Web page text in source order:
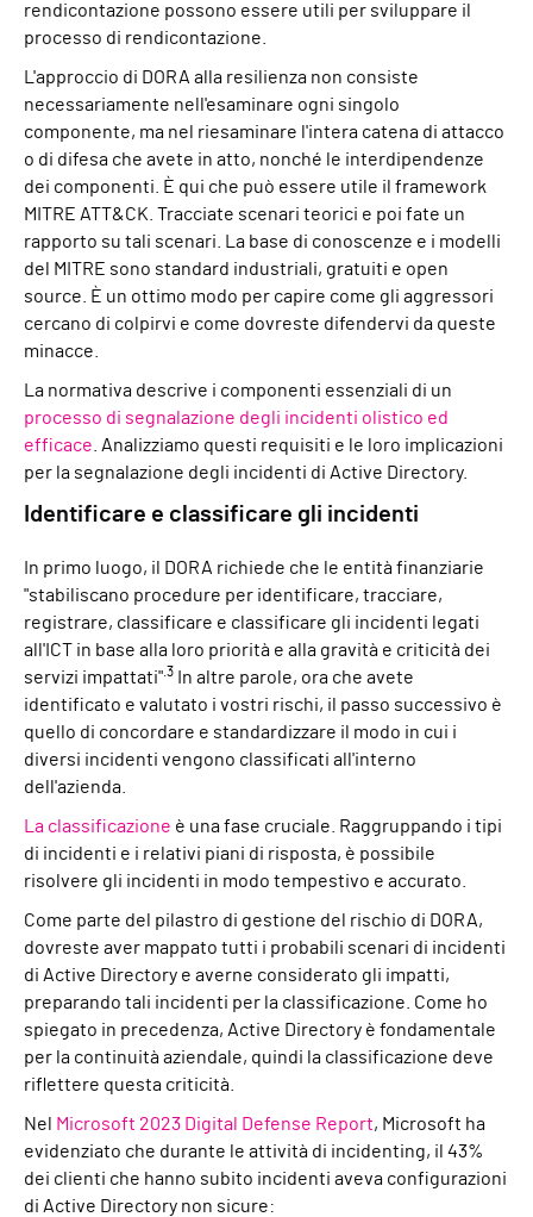
rendicontazione possono essere utili per sviluppare il
processo di rendicontazione.
L'approccio di DORA alla resilienza non consiste
necessariamente nell'esaminare ogni singolo
componente, ma nel riesaminare l'intera catena di attacco
o di difesa che avete in atto, nonché le interdipendenze
dei componenti. È qui che può essere utile il framework
MITRE ATT&CK. Tracciate scenari teorici e poi fate un
rapporto su tali scenari. La base di conoscenze e i modelli
del MITRE sono standard industriali, gratuiti e open
source. È un ottimo modo per capire come gli aggressori
cercano di colpirvi e come dovreste difendervi da queste
minacce.
La normativa descrive i componenti essenziali di un
processo di segnalazione degli incidenti olistico ed
efficace . Analizziamo questi requisiti e le loro implicazioni
per la segnalazione degli incidenti di Active Directory.
Identificare e classificare gli incidenti
In primo luogo, il DORA richiede che le entità finanziarie
"stabiliscano procedure per identificare, tracciare,
registrare, classificare e classificare gli incidenti legati
all'ICT in base alla loro priorità e alla gravità e criticità dei
servizi impattati" .3
In altre parole, ora che avete
identificato e valutato i vostri rischi, il passo successivo è
quello di concordare e standardizzare il modo in cui i
diversi incidenti vengono classificati all'interno
dell'azienda.
La classificazione è una fase cruciale. Raggruppando i tipi
di incidenti e i relativi piani di risposta, è possibile
risolvere gli incidenti in modo tempestivo e accurato.
Come parte del pilastro di gestione del rischio di DORA,
dovreste aver mappato tutti i probabili scenari di incidenti
di Active Directory e averne considerato gli impatti,
preparando tali incidenti per la classificazione. Come ho
spiegato in precedenza, Active Directory è fondamentale
per la continuità aziendale, quindi la classificazione deve
riflettere questa criticità.
Nel Microsoft 2023 Digital Defense Report, Microsoft ha
evidenziato che durante le attività di incidenting, il 43%
dei clienti che hanno subito incidenti aveva configurazioni
di Active Directory non sicure: